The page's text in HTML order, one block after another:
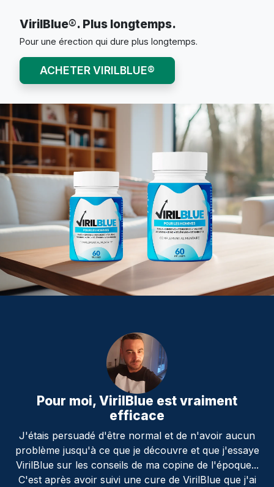
VirilBlue®. Plus longtemps.
Pour une érection qui dure plus longtemps.
ACHETER VIRILBLUE®
moi, VirilBlue est vraiment
d'être normal et de n'avoir aucun
ce que je découvre et que j'essaye
les conseils de ma copine de l'époque...
avoir suivi une cure de VirilBlue que j'ai
Pendant
toujours du
elles ne